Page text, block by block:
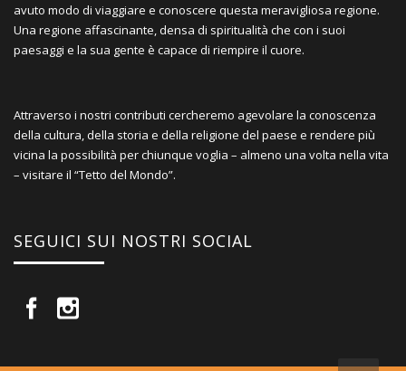
avuto modo di viaggiare e conoscere questa meravigliosa regione.
Una regione affascinante, densa di spiritualità che con i suoi
paesaggi e la sua gente è capace di riempire il cuore.
Attraverso i nostri contributi cercheremo agevolare la conoscenza
della cultura, della storia e della religione del paese e rendere più
vicina la possibilità per chiunque voglia – almeno una volta nella vita
– visitare il “Tetto del Mondo”.
SEGUICI SUI NOSTRI SOCIAL